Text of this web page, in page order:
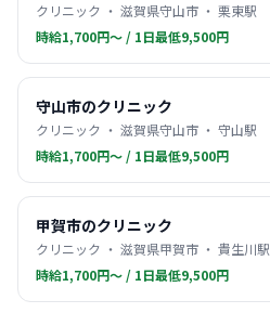
クリニック ・ 滋賀県守山市 ・ 栗東駅
時給1,700円〜 / 1日最低9,500円
守山市のクリニック
クリニック ・ 滋賀県守山市 ・ 守山駅
時給1,700円〜 / 1日最低9,500円
甲賀市のクリニック
クリニック ・ 滋賀県甲賀市 ・ 貴生川駅
時給1,700円〜 / 1日最低9,500円